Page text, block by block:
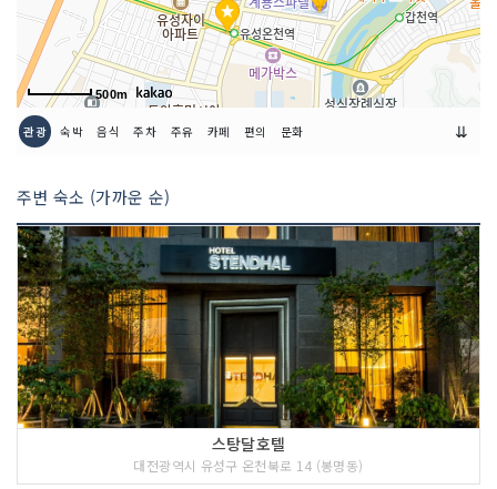
500m
관광 숙박 음식 주차 주유 카페 편의 문화 ⇊
주변 숙소 (가까운 순)
스탕달호텔
대전광역시 유성구 온천북로 14 (봉명동)